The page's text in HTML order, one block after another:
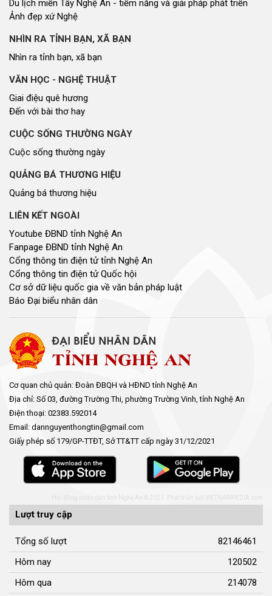
Du lịch miền Tây Nghệ An - tiềm năng và giải pháp phát triển
Ảnh đẹp xứ Nghệ
NHÌN RA TỈNH BẠN, XÃ BẠN
Nhìn ra tỉnh bạn, xã bạn
VĂN HỌC - NGHỆ THUẬT
Giai điệu quê hương
Đến với bài thơ hay
CUỘC SỐNG THƯỜNG NGÀY
Cuộc sống thường ngày
QUẢNG BÁ THƯƠNG HIỆU
Quảng bá thương hiệu
LIÊN KẾT NGOÀI
Youtube ĐBND tỉnh Nghệ An
Fanpage ĐBND tỉnh Nghệ An
Cổng thông tin điện tử tỉnh Nghệ An
Cổng thông tin điện tử Quốc hội
Cơ sở dữ liệu quốc gia về văn bản pháp luật
Báo Đại biểu nhân dân
Cơ quan chủ quản: Đoàn ĐBQH và HĐND tỉnh Nghệ An
Địa chỉ: Số 03, đường Trường Thi, phường Trường Vinh, tỉnh Nghệ An
Điện thoại: 02383.592014
Email: dannguyenthongtin@gmail.com
Giấy phép số 179/GP-TTĐT, Sở TT&TT cấp ngày 31/12/2021
Hội đồng nhân dân tỉnh Nghệ An © 2021. Phát triển bởi
Lượt truy cập
Tổng số lượt
82146461
Hôm nay
120502
Hôm qua
214078